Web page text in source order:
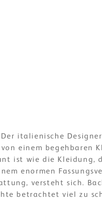
italienische
einem begehbaren
ist wie die Kleidung,
enormen
versteht sich.
betrachtet viel zu